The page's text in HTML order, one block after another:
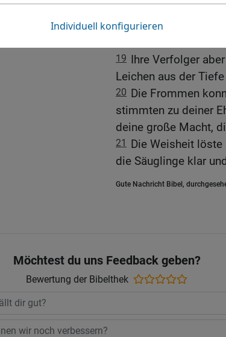
Wolke über ihnen
und bei Nacht
Sie führte sie
19 Ihre Verfolger
Leichen aus der
20 Die Frommen
stimmten zu deiner
deine große Macht,
21
Die Weisheit
die Säuglinge klar
Gute Nachricht Bibel,
Möchtest du uns Feedback geben?
Bewertung der Bibelthek